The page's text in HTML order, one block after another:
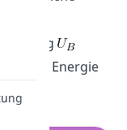
Energie